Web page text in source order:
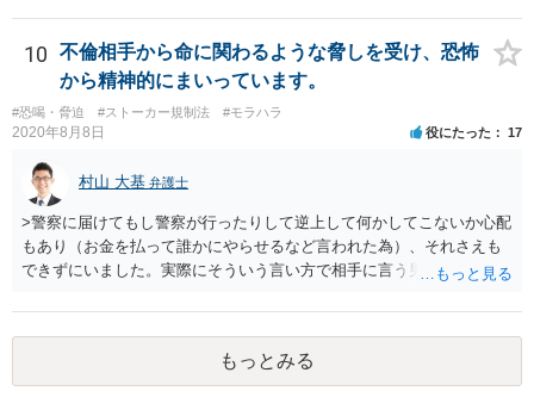
謝料請求の取り下げや保留はしない方が良さそうですね。 こちらから
何もしなければ、結局それに近い感じになってしまいます。 取り下げ
たり、保留にするメリットはないと思います。 夫への慰謝料請求等も
含め、対応についてよく考えてみましょう。
10
不倫相手から命に関わるような脅しを受け、恐怖
から精神的にまいっています。
#恐喝・脅迫 #ストーカー規制法 #モラハラ
2020年8月8日 役にたった 17
村山 大基 弁護士
>警察に届けてもし警察が行ったりして逆上して何かしてこないか心配
もあり（お金を払って誰かにやらせるなど言われた為）、それさえも
できずにいました。実際にそういう言い方で相手に言う男性はする可
で、早めに警察に相談することをお勧めします。 ただ、ストーカーや
DVの事件で、逆上して何かすると大きく報道されるので印象が強いで
すが、警察から注意を受けたり、逮捕されたりするとおとなしくなる
方も相当数おられます。 もちろんだから今回も大丈夫だと断言はでき
もっとみる